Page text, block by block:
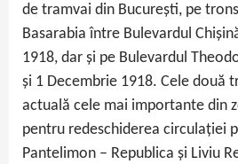
de tramvai din București, pe
Basarabia între Bulevardul
1918, dar și pe Bulevardul
și 1 Decembrie 1918. Cele două
actuală cele mai importante din
pentru redeschiderea circulației
Pantelimon – Republica și Liviu